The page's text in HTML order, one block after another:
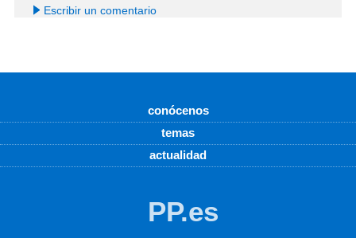
Escribir un comentario
conócenos
temas
actualidad
PP.es